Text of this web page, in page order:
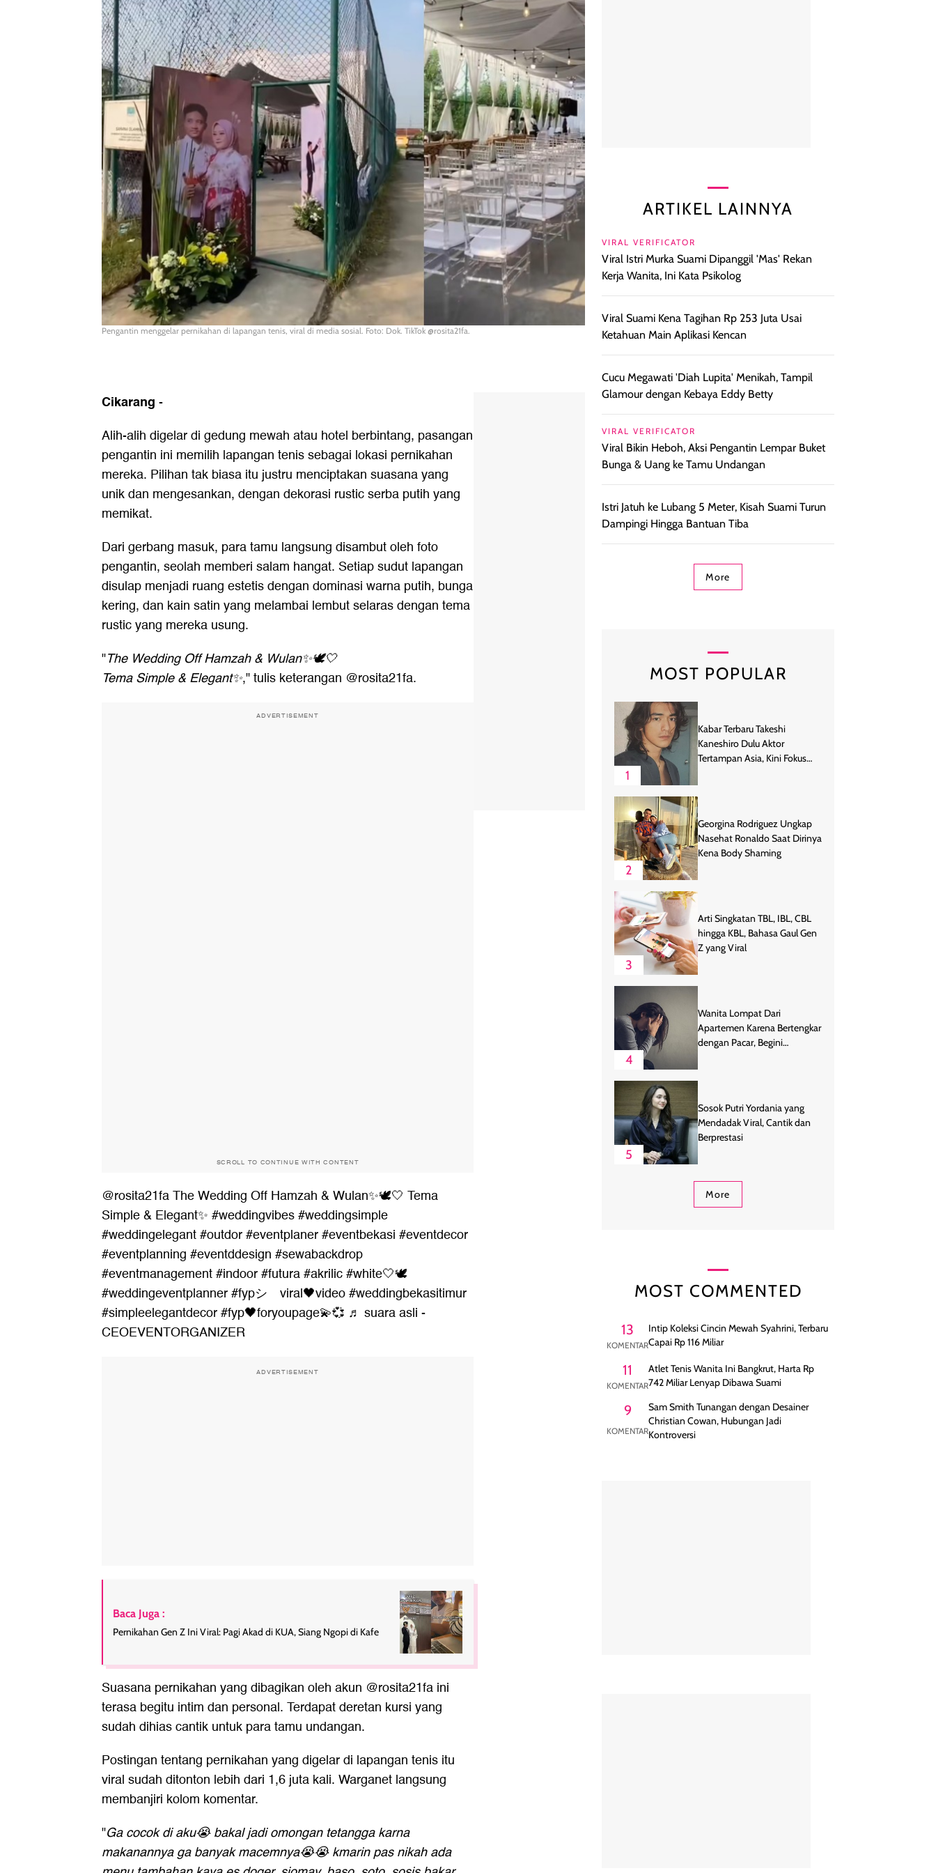
Pengantin menggelar pernikahan di lapangan tenis, viral di media sosial. Foto: Dok. TikTok @rosita21fa.
Cikarang -
Alih-alih digelar di gedung mewah atau hotel berbintang, pasangan
pengantin ini memilih lapangan tenis sebagai lokasi pernikahan
mereka. Pilihan tak biasa itu justru menciptakan suasana yang
unik dan mengesankan, dengan dekorasi rustic serba putih yang
memikat.
Dari gerbang masuk, para tamu langsung disambut oleh foto
pengantin, seolah memberi salam hangat. Setiap sudut lapangan
disulap menjadi ruang estetis dengan dominasi warna putih, bunga
kering, dan kain satin yang melambai lembut selaras dengan tema
rustic yang mereka usung.
"The Wedding Off Hamzah & Wulan✨🕊️🤍
Tema Simple & Elegant✨," tulis keterangan @rosita21fa.
ADVERTISEMENT
SCROLL TO CONTINUE WITH CONTENT
@rosita21faThe Wedding Off Hamzah & Wulan✨🕊️🤍 Tema
Simple & Elegant✨ #weddingvibes#weddingsimple
#weddingelegant#outdor#eventplaner#eventbekasi #eventdecor
#eventplanning #eventddesign #sewabackdrop
#eventmanagement#indoor#futura#akrilic#white🤍🕊️
#weddingeventplanner#fypシ゚viral🖤video#weddingbekasitimur
#simpleelegantdecor#fyp🖤foryoupage💫💞 ♬ suara asli -
CEOEVENTORGANIZER
ADVERTISEMENT
Baca Juga :
Pernikahan Gen Z Ini Viral: Pagi Akad di KUA, Siang Ngopi di Kafe
Suasana pernikahan yang dibagikan oleh akun @rosita21fa ini
terasa begitu intim dan personal. Terdapat deretan kursi yang
sudah dihias cantik untuk para tamu undangan.
Postingan tentang pernikahan yang digelar di lapangan tenis itu
viral sudah ditonton lebih dari 1,6 juta kali. Warganet langsung
membanjiri kolom komentar.
"Ga cocok di aku😭 bakal jadi omongan tetangga karna
makanannya ga banyak macemnya😭😭 kmarin pas nikah ada
ARTIKEL LAINNYA
VIRAL VERIFICATOR
Viral Istri Murka Suami Dipanggil 'Mas' Rekan
Kerja Wanita, Ini Kata Psikolog
Viral Suami Kena Tagihan Rp 253 Juta Usai
Ketahuan Main Aplikasi Kencan
Cucu Megawati 'Diah Lupita' Menikah, Tampil
Glamour dengan Kebaya Eddy Betty
VIRAL VERIFICATOR
Viral Bikin Heboh, Aksi Pengantin Lempar Buket
Bunga & Uang ke Tamu Undangan
Istri Jatuh ke Lubang 5 Meter, Kisah Suami Turun
Dampingi Hingga Bantuan Tiba
More
MOST POPULAR
1
Kabar Terbaru Takeshi
Kaneshiro Dulu Aktor
Tertampan Asia, Kini Fokus
2
Georgina Rodriguez Ungkap
Nasehat Ronaldo Saat Dirinya
Kena Body Shaming
3
Arti Singkatan TBL, IBL, CBL
hingga KBL, Bahasa Gaul Gen
Z yang Viral
4
Wanita Lompat Dari
Apartemen Karena Bertengkar
dengan Pacar, Begini
5
Sosok Putri Yordania yang
Mendadak Viral, Cantik dan
Berprestasi
More
MOST COMMENTED
13
KOMENTAR
Intip Koleksi Cincin Mewah Syahrini, Terbaru
Capai Rp 116 Miliar
11
KOMENTAR
Atlet Tenis Wanita Ini Bangkrut, Harta Rp
742 Miliar Lenyap Dibawa Suami
9
KOMENTAR
Sam Smith Tunangan dengan Desainer
Christian Cowan, Hubungan Jadi
Kontroversi